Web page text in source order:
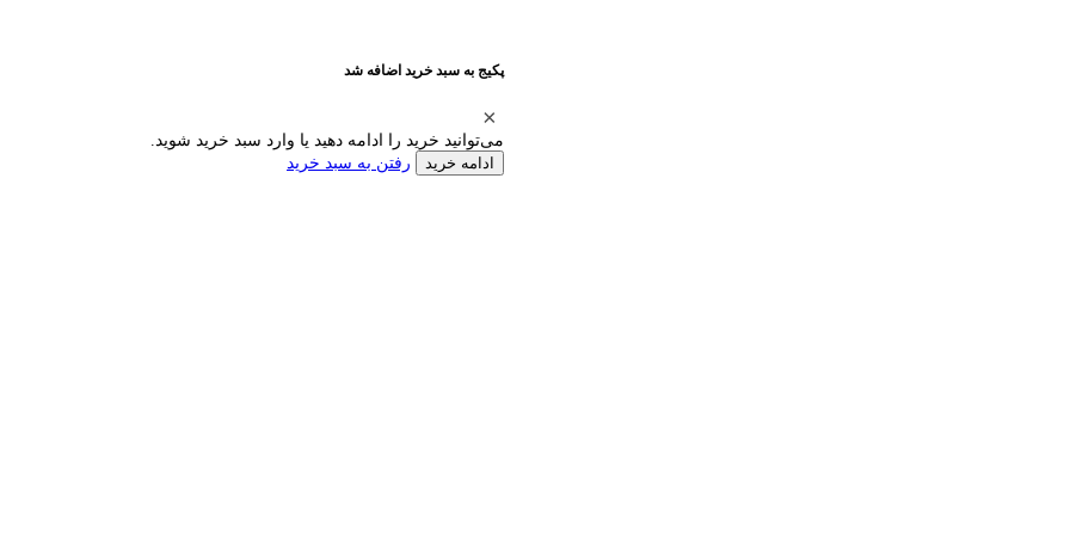
پکیج به سبد خرید اضافه شد
می‌توانید خرید را ادامه دهید یا وارد سبد خرید شوید.
ادامه خرید رفتن به سبد خرید